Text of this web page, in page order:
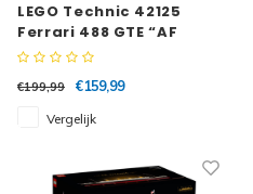
LEGO Technic 42125
Ferrari 488 GTE “AF
Corse #51”
€199,99
€159,99
Vergelijk